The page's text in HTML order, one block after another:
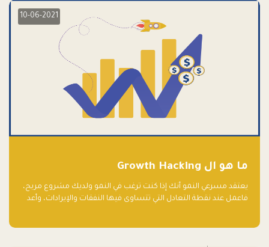
10-06-2021
ما هو ال Growth Hacking
يعتقد مسرعي النمو أنك إذا كنت ترغب في النمو ولديك مشروع مربح،
فاعمل عند نقطة التعادل التي تتساوى فيها النفقات والإيرادات، وأعد